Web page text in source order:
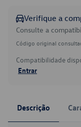
Verifique a
Consulte a
Código original
Compatibilidade
Entrar
Descrição